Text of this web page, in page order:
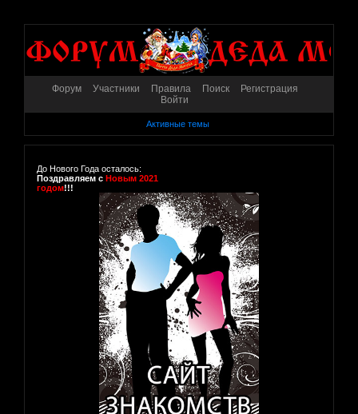
Форум Участники Правила Поиск
Регистрация
Войти
Активные темы
До Нового Года осталось:
Поздравляем с Новым 2021
годом!!!